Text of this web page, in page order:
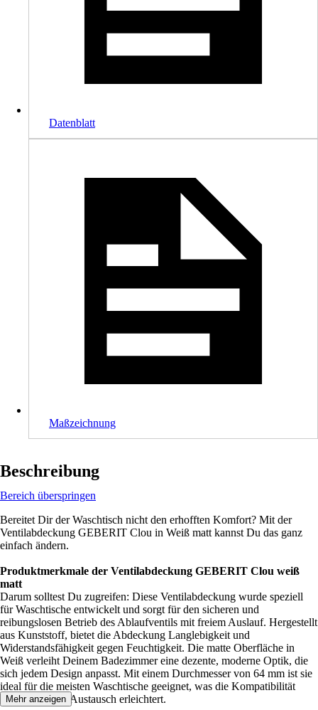
Datenblatt
Maßzeichnung
Beschreibung
Bereich überspringen
Bereitet Dir der Waschtisch nicht den erhofften Komfort? Mit der
Ventilabdeckung GEBERIT Clou in Weiß matt kannst Du das ganz
einfach ändern.
Produktmerkmale der Ventilabdeckung GEBERIT Clou weiß
matt
Darum solltest Du zugreifen: Diese Ventilabdeckung wurde speziell
für Waschtische entwickelt und sorgt für den sicheren und
reibungslosen Betrieb des Ablaufventils mit freiem Auslauf. Hergestellt
aus Kunststoff, bietet die Abdeckung Langlebigkeit und
Widerstandsfähigkeit gegen Feuchtigkeit. Die matte Oberfläche in
Weiß verleiht Deinem Badezimmer eine dezente, moderne Optik, die
sich jedem Design anpasst. Mit einem Durchmesser von 64 mm ist sie
ideal für die meisten Waschtische geeignet, was die Kompatibilität
erhöht und den Austausch erleichtert.
Mehr anzeigen